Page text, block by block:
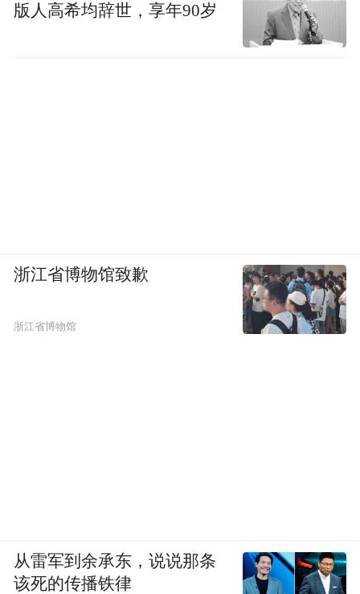
版人高希均辞世，享年90岁
浙江省博物馆致歉
浙江省博物馆
从雷军到余承东，说说那条
该死的传播铁律